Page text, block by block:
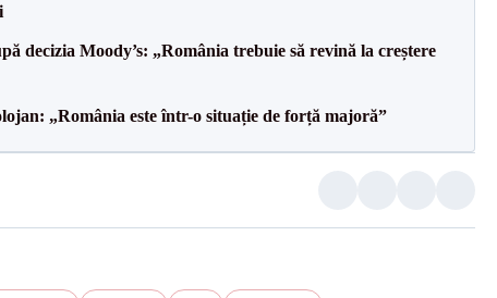
decizia Moody’s: „România trebuie să revină la creștere
„România este într-o situație de forță majoră”